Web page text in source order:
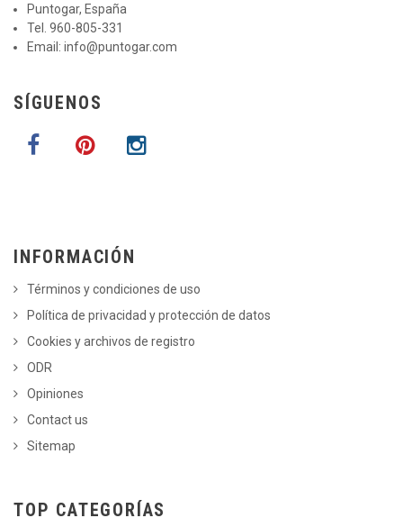
Puntogar, España
Tel. 960-805-331
Email: info@puntogar.com
SÍGUENOS
INFORMACIÓN
Términos y condiciones de uso
Política de privacidad y protección de datos
Cookies y archivos de registro
ODR
Opiniones
Contact us
Sitemap
TOP CATEGORÍAS